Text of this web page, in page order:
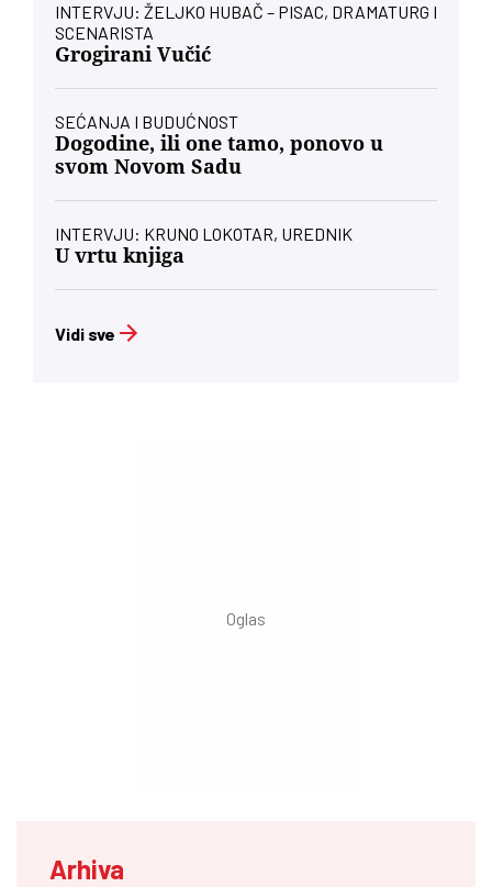
INTERVJU: ŽELJKO HUBAČ – PISAC, DRAMATURG I
SCENARISTA
Grogirani Vučić
SEĆANJA I BUDUĆNOST
Dogodine, ili one tamo, ponovo u
svom Novom Sadu
INTERVJU: KRUNO LOKOTAR, UREDNIK
U vrtu knjiga
Vidi sve
Arhiva